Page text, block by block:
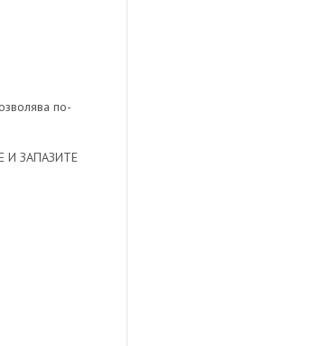
по-
И ЗАПАЗИТЕ